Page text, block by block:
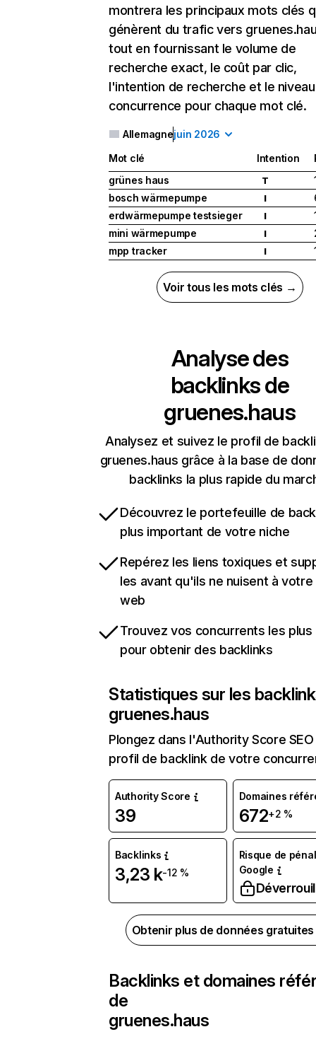
montrera les principaux mots clés
génèrent du trafic vers
tout en fournissant le volume de
recherche exact, le coût par clic,
l'intention de recherche et le
concurrence pour chaque mot clé.
Allemagnejuin 2026
Mot clé Intention
grünes haus
T
bosch wärmepumpe
I
erdwärmepumpe testsieger
I
mini wärmepumpe
I
mpp tracker
I
Voir tous les mots clés →
Analyse des
backlinks de
gruenes.haus
Analysez et suivez le profil de
gruenes.haus grâce à la base de
backlinks la plus rapide du
Découvrez le portefeuille de
plus important de votre niche
Repérez les liens toxiques et
les avant qu'ils ne nuisent à
web
Trouvez vos concurrents les
pour obtenir des backlinks
Statistiques sur les
gruenes.haus
Plongez dans l'Authority Score
profil de backlink de votre
Authority Score
39
Domaines
672+2 %
Backlinks
3,23 k-12 %
Risque de
Google
Obtenir plus de données
Backlinks et domaines
de
gruenes.haus